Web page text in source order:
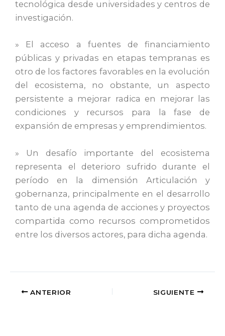
tecnológica desde universidades y centros de
investigación.
» El acceso a fuentes de financiamiento
públicas y privadas en etapas tempranas es
otro de los factores favorables en la evolución
del ecosistema, no obstante, un aspecto
persistente a mejorar radica en mejorar las
condiciones y recursos para la fase de
expansión de empresas y emprendimientos.
» Un desafío importante del ecosistema
representa el deterioro sufrido durante el
período en la dimensión Articulación y
gobernanza, principalmente en el desarrollo
tanto de una agenda de acciones y proyectos
compartida como recursos comprometidos
entre los diversos actores, para dicha agenda.
ANTERIOR SIGUIENTE